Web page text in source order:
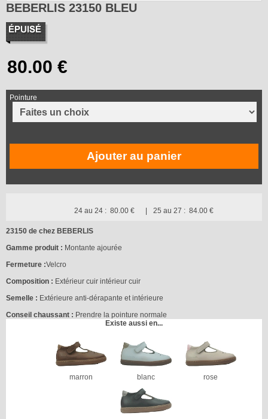
BEBERLIS 23150 BLEU
Pointure
Ajouter au panier
24 au 24 : 80.00 € 25 au 27 : 84.00 €
23150 de chez BEBERLIS
Gamme produit : Montante ajourée
Fermeture :Velcro
Composition : Extérieur cuir intérieur cuir
Semelle : Extérieure anti-dérapante et intérieure
Conseil chaussant : Prendre la pointure normale
Existe aussi en...
marron blanc rose